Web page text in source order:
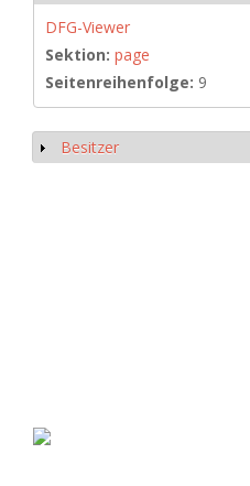
DFG-Viewer
Sektion: page
Seitenreihenfolge: 9
Anzeigen
Besitzer